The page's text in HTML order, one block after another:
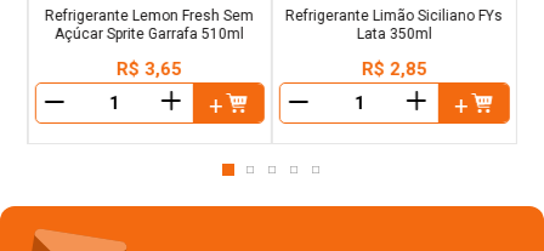
Refrigerante Lemon Fresh Sem
Açúcar Sprite Garrafa 510ml
R$ 3,65
＋
Refrigerante Limão Siciliano FYs
Lata 350ml
R$ 2,85
＋